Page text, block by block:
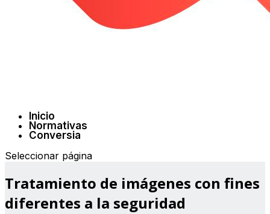
Inicio
Normativas
Conversia
Seleccionar página
Tratamiento de imágenes con fines
diferentes a la seguridad